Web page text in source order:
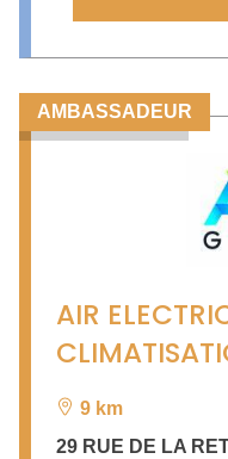
AMBASSADEUR
AIR
9 km
29 RUE DE LA